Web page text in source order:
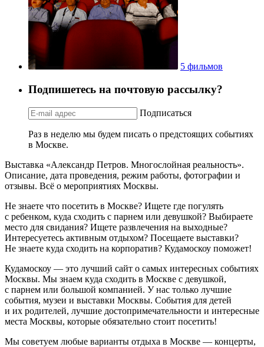
5 фильмов
Подпишетесь на почтовую рассылку?
Подписаться
Раз в неделю мы будем писать о предстоящих событиях
в Москве.
Выставка «Александр Петров. Многослойная реальность».
Описание, дата проведения, режим работы, фотографии и
отзывы. Всё о мероприятиях Москвы.
Не знаете что посетить в Москве? Ищете где погулять
с ребенком, куда сходить с парнем или девушкой? Выбираете
место для свидания? Ищете развлечения на выходные?
Интересуетесь активным отдыхом? Посещаете выставки?
Не знаете куда сходить на корпоратив? Кудамоскоу поможет!
Кудамоскоу — это лучший сайт о самых интересных событиях
Москвы. Мы знаем куда сходить в Москве с девушкой,
с парнем или большой компанией. У нас только лучшие
события, музеи и выставки Москвы. События для детей
и их родителей, лучшие достопримечательности и интересные
места Москвы, которые обязательно стоит посетить!
Мы советуем любые варианты отдыха в Москве — концерты,